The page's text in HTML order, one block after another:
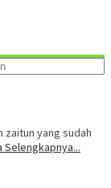
zaitun yang sudah
Selengkapnya...